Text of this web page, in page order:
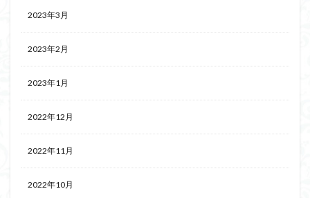
2023年3月
2023年2月
2023年1月
2022年12月
2022年11月
2022年10月